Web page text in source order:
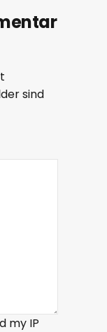
sind
my IP